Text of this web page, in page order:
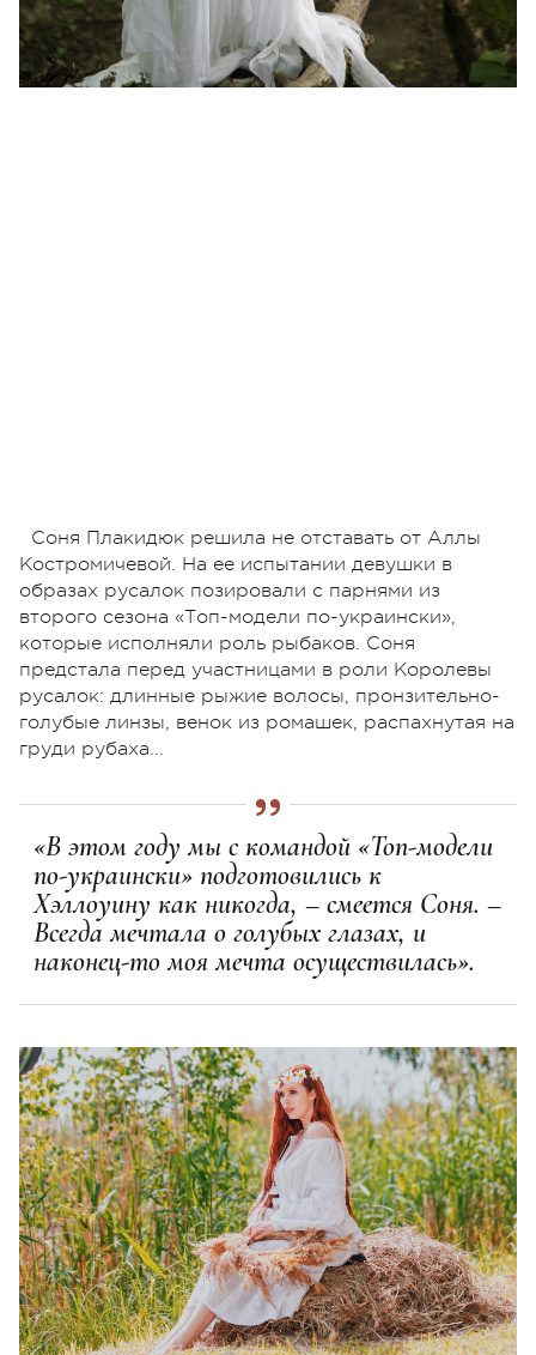
Соня Плакидюк решила не отставать от Аллы
Костромичевой. На ее испытании девушки в
образах русалок позировали с парнями из
второго сезона «Топ-модели по-украински»,
которые исполняли роль рыбаков. Соня
предстала перед участницами в роли Королевы
русалок: длинные рыжие волосы, пронзительно-
голубые линзы, венок из ромашек, распахнутая на
груди рубаха...
«В этом году мы с командой «Топ-модели
по-украински» подготовились к
Хэллоуину как никогда, – смеется Соня. –
Всегда мечтала о голубых глазах, и
наконец-то моя мечта осуществилась».